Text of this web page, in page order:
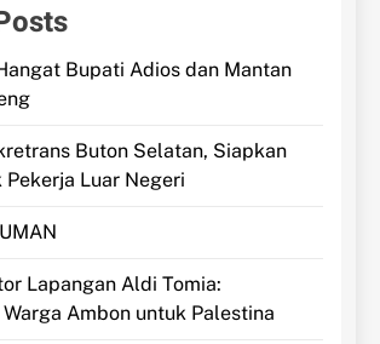
Bupati Adios dan Mantan
Buton Selatan, Siapkan
Pekerja Luar Negeri
Lapangan Aldi Tomia:
Ambon untuk Palestina